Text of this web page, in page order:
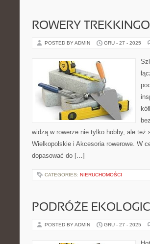
ROWERY
POSTED BY ADMIN GRU - 27 - 2025
widzą w rowerze nie tylko hobby, ale
Wielkopolskie i Akcesoria rowerowe. W
dopasować do […]
CATEGORIES: NIERUCHOMOŚCI
PODRÓŻE
POSTED BY ADMIN GRU - 27 - 2025